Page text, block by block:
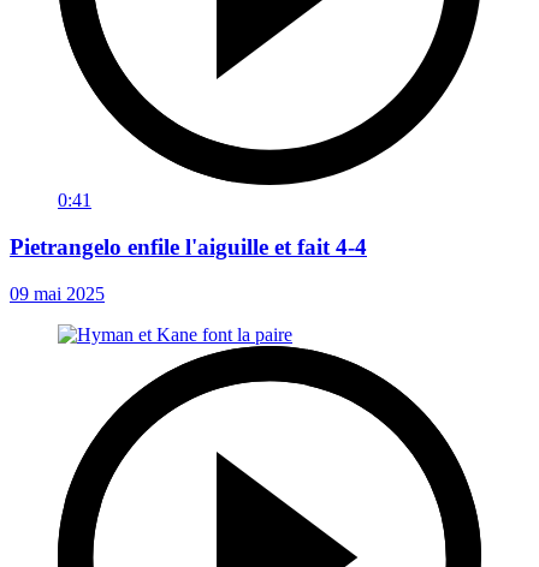
0:41
Pietrangelo enfile l'aiguille et fait 4-4
09 mai 2025